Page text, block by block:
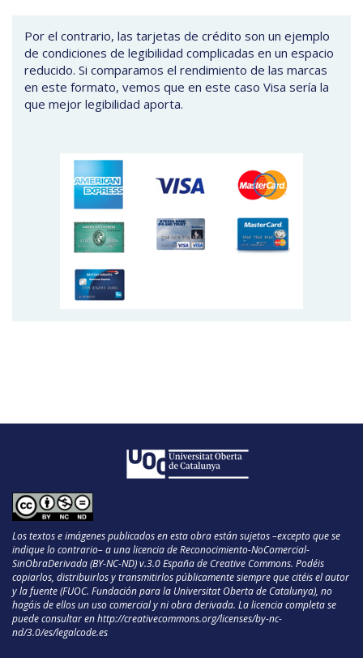
Por el contrario, las tarjetas de crédito son un ejemplo
de condiciones de legibilidad complicadas en un espacio
reducido. Si comparamos el rendimiento de las marcas
en este formato, vemos que en este caso Visa sería la
que mejor legibilidad aporta.
Los textos e imágenes publicados en esta obra están sujetos –excepto que se
indique lo contrario– a una licencia de Reconocimiento-NoComercial-
SinObraDerivada (BY-NC-ND) v.3.0 España de Creative Commons. Podéis
copiarlos, distribuirlos y transmitirlos públicamente siempre que citéis el autor
y la fuente (FUOC. Fundación para la Universitat Oberta de Catalunya), no
hagáis de ellos un uso comercial y ni obra derivada. La licencia completa se
puede consultar enhttp://creativecommons.org/licenses/by-nc-
nd/3.0/es/legalcode.es